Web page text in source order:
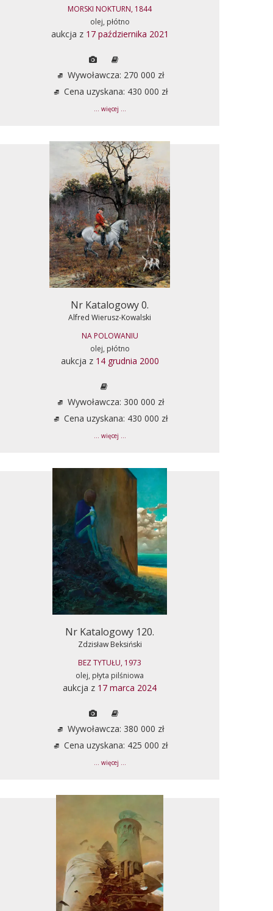
MORSKI NOKTURN, 1844
olej, płótno
aukcja z 17 października 2021
Wywoławcza: 270 000 zł
Cena uzyskana: 430 000 zł
... więcej ...
Nr Katalogowy 0.
Alfred Wierusz-Kowalski
NA POLOWANIU
olej, płótno
aukcja z 14 grudnia 2000
Wywoławcza: 300 000 zł
Cena uzyskana: 430 000 zł
... więcej ...
Nr Katalogowy 120.
Zdzisław Beksiński
BEZ TYTUŁU, 1973
olej, płyta pilśniowa
aukcja z 17 marca 2024
Wywoławcza: 380 000 zł
Cena uzyskana: 425 000 zł
... więcej ...